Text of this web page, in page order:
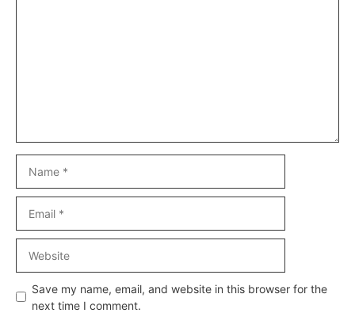
Save my name, email, and website in this browser for the
next time I comment.